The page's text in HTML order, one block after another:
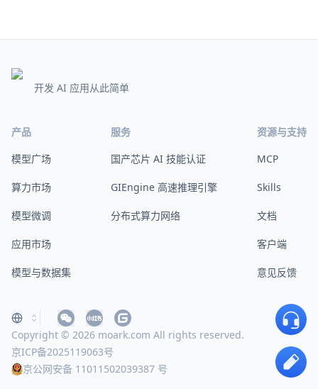
开发 AI 应用从此简单
产品
模型广场
算力市场
模型微调
应用市场
模型与数据集
服务
国产芯片 AI 技能认证
GIEngine 高速推理引擎
分布式算力网络
资源与支持
MCP
Skills
文档
客户端
意见反馈
Copyright © 2026 moark.com All rights reserved.
京ICP备2025119063号
京公网安备 11011502039387 号